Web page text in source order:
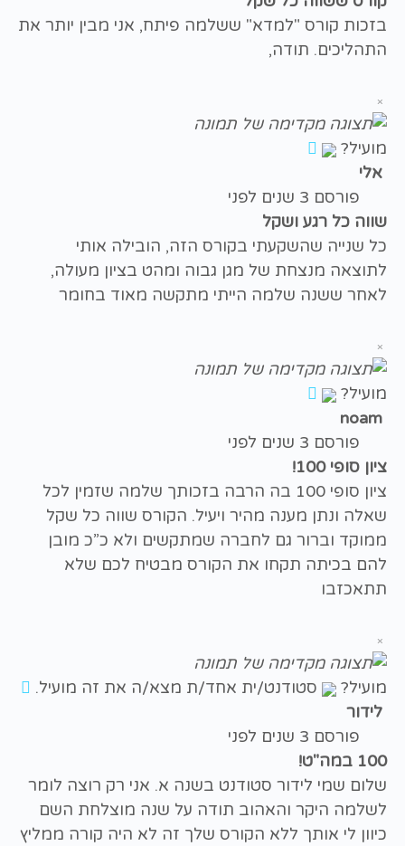
בזכות קורס "למדא" ששלמה פיתח, אני מבין יותר את
התהליכים. תודה,
×
מועיל?
אלי
פורסם 3 שנים לפני
שווה כל רגע ושקל
כל שנייה שהשקעתי בקורס הזה, הובילה אותי
לתוצאה מנצחת של מגן גבוה ומהט בציון מעולה,
לאחר ששנה שלמה הייתי מתקשה מאוד בחומר
×
מועיל?
noam
פורסם 3 שנים לפני
ציון סופי 100!
ציון סופי 100 בה הרבה בזכותך שלמה שזמין לכל
שאלה ונתן מענה מהיר ויעיל. הקורס שווה כל שקל
ממוקד וברור גם לחברה שמתקשים ולא כ”כ מובן
להם בכיתה תקחו את הקורס מבטיח לכם שלא
תתאכזבו
×
מועיל?
סטודנט/ית אחד/ת מצא/ה את זה מועיל.
לידור
פורסם 3 שנים לפני
100 במה"ט!
שלום שמי לידור סטודנט בשנה א. אני רק רוצה לומר
לשלמה היקר והאהוב תודה על שנה מוצלחת השם
כיוון לי אותך ללא הקורס שלך זה לא היה קורה ממליץ